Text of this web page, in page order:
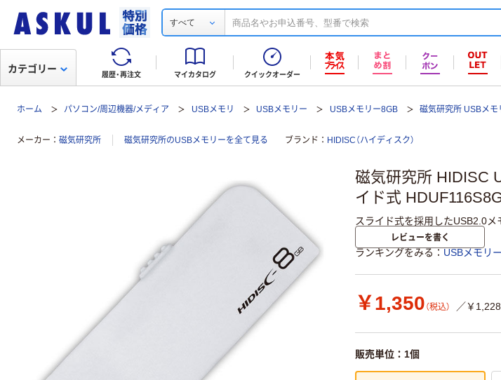
すべて
履歴・再注文 マイカタログ クイックオーダー
カテゴリー
ホーム パソコン/周辺機器/メディア USBメモリ USBメモリー USBメモリー8GB 磁気研究所 USBメ
メーカー 磁気研究所 磁気研究所のUSBメモリーを全て見る ブランド HIDISC（ハイディスク）
磁気研究所 HIDISC
イド式
スライド式を採用したUSB2.0メ
レビューを書く
ランキングをみる USBメモリー
￥1,350 （税込） ／￥1,228
販売単位：1個